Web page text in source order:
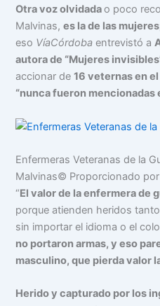
Otra voz olvidada o poco
Malvinas,es la de las mujeres
eso VíaCórdoba entrevistó a
autora de “Mujeres
accionar de16 veternas en
“nunca fueron mencionadas
Enfermeras Veteranas de la
Malvinas© Proporcionado por
“El valor de la enfermera de
porque atienden heridos
sin importar el idioma o el
no portaron armas, y eso
masculino, que pierda valor
Herido y capturado por los